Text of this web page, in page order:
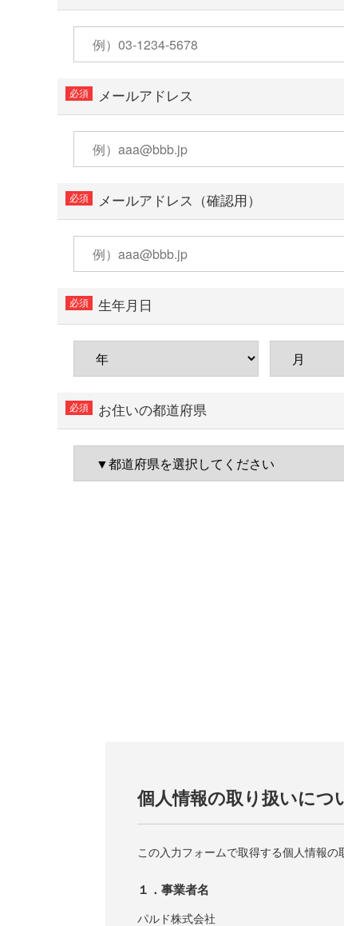
メールアドレス
メールアドレス（確認用）
生年月日
お住いの都道府県
個人情報の取り扱いにつ
この入力フォームで取得する個人情報
１．事業者名
パルド株式会社